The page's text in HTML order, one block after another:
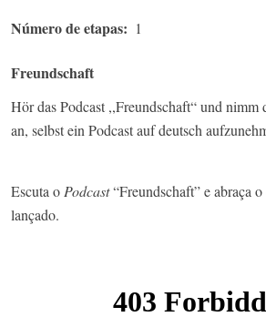
Número de etapas 1
Freundschaft
Hör das Podcast ,,Freundschaft“ und nimm
an, selbst ein Podcast auf deutsch
Escuta o Podcast“Freundschaft” e abraça
lançado.